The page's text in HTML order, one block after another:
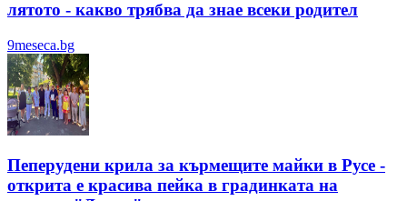
лятотo - какво трябва да знае всеки родител
9meseca.bg
Пеперудени крила за кърмещите майки в Русе -
открита е красива пейка в градинката на